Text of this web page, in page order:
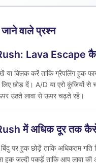
वाले प्रश्न
Lava Escape
या क्लिक करें ताकि ग्रैपलिंग हुक
छोड़ दें। A/D या एरो कुंजियों से
उठते लावा से ऊपर चढ़ते रहें।
में अधिक दूर तक
पर हुक छोड़ें ताकि अधिकतम गति
हुक जल्दी पकड़ें ताकि आप लावा की